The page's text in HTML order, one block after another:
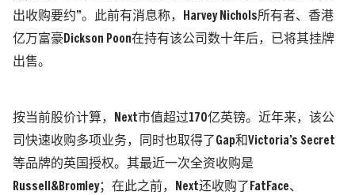
出收购要约”。此前有消息称， Harvey Nichols所有者、香港
亿万富豪 Dickson Poon在持有该公司数十年后，已将其挂牌
出售。
按当前股价计算， Next 市值超过170亿英镑。近年来，该公
司快速收购多项业务，同时也取得了 Gap和 Victoria’s Secret
等品牌的英国授权。其最近一次全资收购是
Russell&Bromley；在此之前， Next还收购了 FatFace、